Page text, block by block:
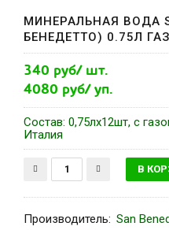
МИНЕРАЛЬНАЯ ВОДА
БЕНЕДЕТТО) 0.75Л
340 руб/ шт.
4080 руб/ уп.
Состав: 0,75лх12шт, с
Италия
Производитель: San